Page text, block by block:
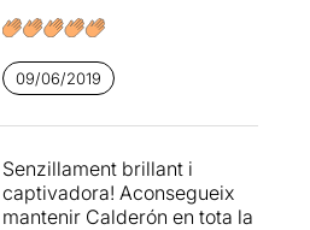
(Jorge Merino
venedors, figures com la
Supèrbia (Cristina Arias
(Elvira Cuadrupani),
Jordi Domènech), la Fe
(Ruben de Eguia), la
09/06/2019
Senzillament brillant i
captivadora! Aconsegueix
mantenir Calderón en tota la